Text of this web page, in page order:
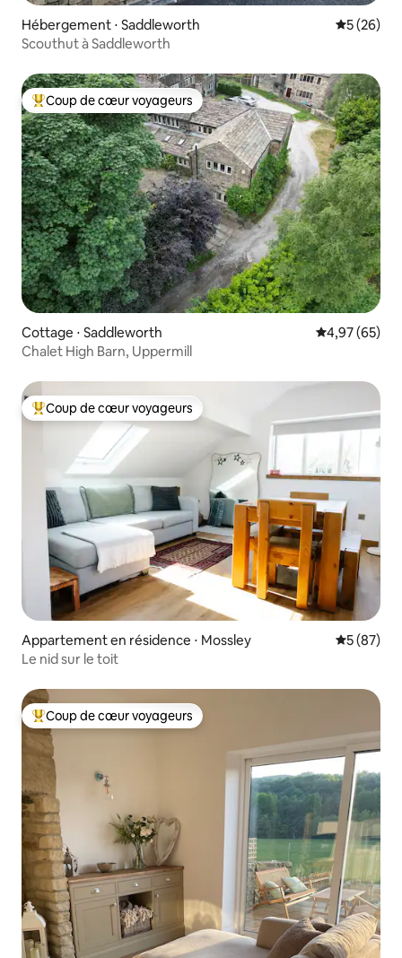
Hébergement ⋅ Saddleworth
5 (26)
Scouthut à Saddleworth
Coups de cœur voyageurs les plus appréciés
Coup de cœur voyageurs
Cottage ⋅ Saddleworth Évaluation
4,97 (65)
Chalet High Barn, Uppermill
Coups de cœur voyageurs les plus appréciés
Coup de cœur voyageurs
Appartement en résidence ⋅ Mossley
5 (87)
Le nid sur le toit
Coups de cœur voyageurs les plus appréciés
Coup de cœur voyageurs